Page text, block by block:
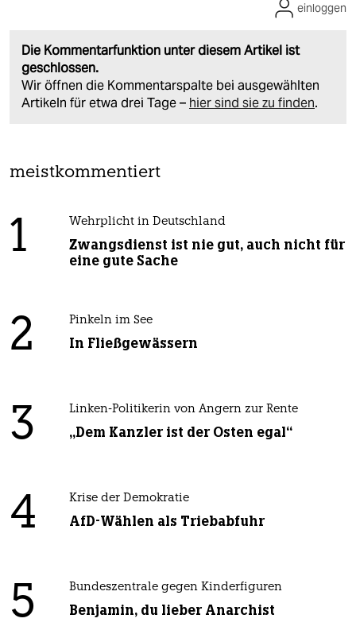
Die Kommentarfunktion unter diesem Artikel ist
geschlossen.
Wir öffnen die Kommentarspalte bei ausgewählten
Artikeln für etwa drei Tage – hier sind sie zu finden.
einloggen
meistkommentiert
1 Wehrplicht in Deutschland
Zwangsdienst ist nie gut, auch nicht für
eine gute Sache
2 Pinkeln im See
In Fließgewässern
3 Linken-Politikerin von Angern zur Rente
„Dem Kanzler ist der Osten egal“
4 Krise der Demokratie
AfD-Wählen als Triebabfuhr
5 Bundeszentrale gegen Kinderfiguren
Benjamin, du lieber Anarchist